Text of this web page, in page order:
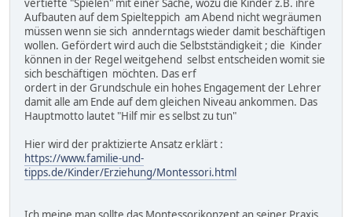
Aufbauten auf dem Spielteppich am Abend nicht wegräumen
müssen wenn sie sich annderntags wieder damit beschäftigen
wollen. Gefördert wird auch die Selbstständigkeit ; die Kinder
können in der Regel weitgehend selbst entscheiden womit sie
sich beschäftigen möchten. Das erf
ordert in der Grundschule ein hohes Engagement der Lehrer
damit alle am Ende auf dem gleichen Niveau ankommen. Das
Hauptmotto lautet "Hilf mir es selbst zu tun"
Hier wird der praktizierte Ansatz erklärt :
https://www.familie-und-
tipps.de/Kinder/Erziehung/Montessori.html